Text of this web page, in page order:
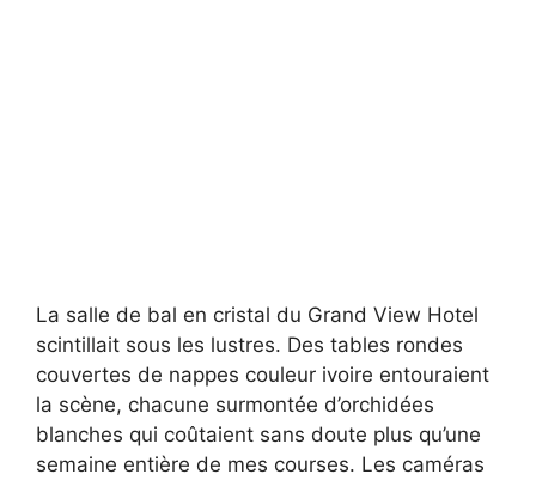
La salle de bal en cristal du Grand View Hotel
scintillait sous les lustres. Des tables rondes
couvertes de nappes couleur ivoire entouraient
la scène, chacune surmontée d’orchidées
blanches qui coûtaient sans doute plus qu’une
semaine entière de mes courses. Les caméras